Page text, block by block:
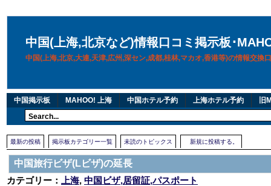
中国(上海,北京など)情報口コミ掲示板･
中国(上海,北京,大連,天津,広州,深セン,成都,桂林,マカオ,香港等)の情報交換
中国掲示板 MAHOO! 上海 中国ホテル予約 上海ホテル予約 旧
最新の投稿 掲示板カテゴリー一覧 未読のトピックス 新規に投稿する。
中国旅行ビザ(Lビザ)の延長
カテゴリー：
上海, 中国ビザ,居留証,パスポート